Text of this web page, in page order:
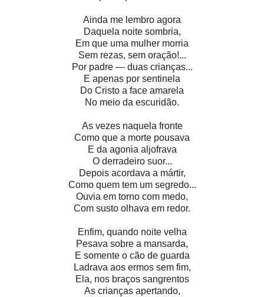
Ainda me lembro agora
Daquela noite sombria,
Em que uma mulher morria
Sem rezas, sem oração!...
Por padre — duas crianças...
E apenas por sentinela
Do Cristo a face amarela
No meio da escuridão.
As vezes naquela fronte
Como que a morte pousava
E da agonia aljofrava
O derradeiro suor...
Depois acordava a mártir,
Como quem tem um segredo...
Ouvia em torno com medo,
Com susto olhava em redor.
Enfim, quando noite velha
Pesava sobre a mansarda,
E somente o cão de guarda
Ladrava aos ermos sem fim,
Ela, nos braços sangrentos
As crianças apertando,